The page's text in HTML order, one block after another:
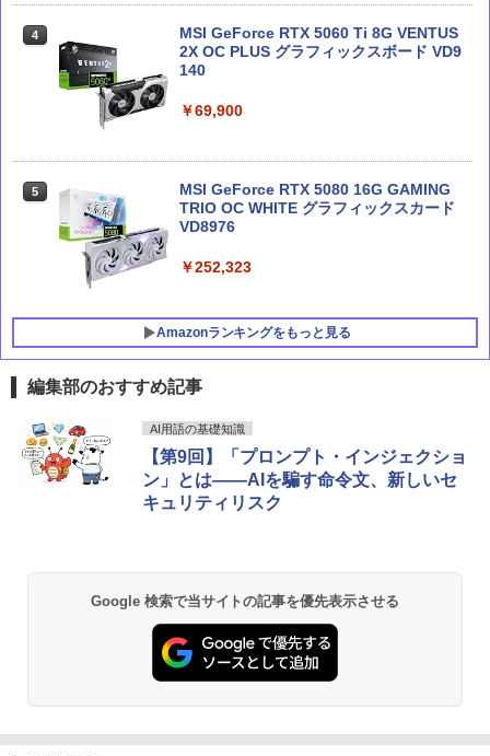
4
Claude 最強のAI自動化術 (AI仕事術シリ
ーズ)
5
Microsoft 365 Copilot踏み込み活用術
（できるビジネス）
4
Claude仕事術 仕事時間は1/100に成果は
200%になる
5
実践Claude Code入門―現場で活用する
ためのAIコーディングの思考法
4
MSI GeForce RTX 5060 Ti 8G VENTUS
2X OC PLUS グラフィックスボード VD9
140
￥69,900
5
MSI GeForce RTX 5080 16G GAMING
TRIO OC WHITE グラフィックスカード
VD8976
￥252,323
Amazonランキングをもっと見る
1
Crucial(クルーシャル) PRO (マイクロン
製) デスクトップ用メモリ 16GBX2枚 D
DR4-3200 メーカー制限付無期限保証CP
2K16G4DFRA32A【国内正規代理店品】
シー・エフ・デー販売 CFD販売 CFD St
andard デスクトップ用 メモリ DDR4 32
00 (PC4-25600) 16GB×2枚 288pin DIM
M 相性保証 W4U3200CS-16G
編集部のおすすめ記事
AI用語の基礎知識
【第9回】「プロンプト・インジェクショ
ン」とは――AIを騙す命令文、新しいセ
キュリティリスク
Google 検索で当サイトの記事を優先表示させる